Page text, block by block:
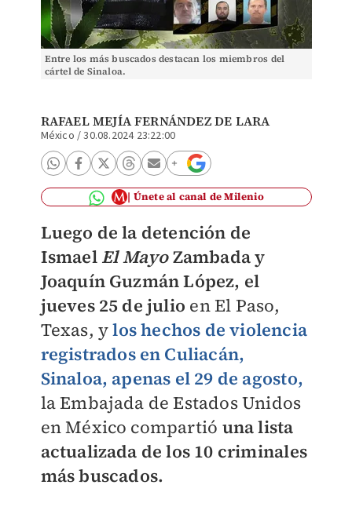
Entre los más buscados destacan los miembros del
cártel de Sinaloa.
RAFAEL MEJÍA FERNÁNDEZ DE LARA
México /30.08.2024 23:22:00
Únete al canal de Milenio
Luego de la detención de
Ismael El MayoZambada y
Joaquín Guzmán López, el
jueves 25 de julio en El Paso,
Texas, ylos hechos de violencia
registrados en Culiacán,
Sinaloa, apenas el 29 de agosto,
la Embajada de Estados Unidos
en México compartió una lista
actualizada de los 10 criminales
más buscados.